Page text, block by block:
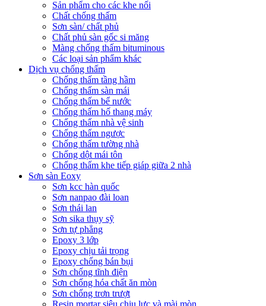
Sản phẩm cho các khe nối
Chất chống thấm
Sơn sàn/ chất phủ
Chất phủ sàn gốc si măng
Màng chống thấm bituminous
Các loại sản phẩm khác
Dịch vụ chống thấm
Chống thấm tầng hầm
Chống thấm sàn mái
Chống thấm bể nước
Chống thấm hố thang máy
Chống thấm nhà vệ sinh
Chống thấm ngược
Chống thấm tường nhà
Chống dột mái tôn
Chống thấm khe tiếp giáp giữa 2 nhà
Sơn sàn Eoxy
Sơn kcc hàn quốc
Sơn nanpao đài loan
Sơn thái lan
Sơn sika thụy sỹ
Sơn tự phẳng
Epoxy 3 lớp
Epoxy chịu tải trọng
Epoxy chống bán bụi
Sơn chống tĩnh điện
Sơn chống hóa chất ăn mòn
Sơn chống trơn trượt
Resin mortar siêu chịu lực và mài mòn